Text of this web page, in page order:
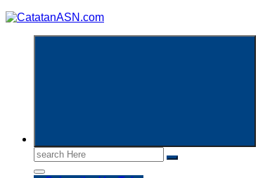
Search
for: